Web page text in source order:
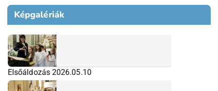
Képgalériák
Elsőáldozás 2026.05.10